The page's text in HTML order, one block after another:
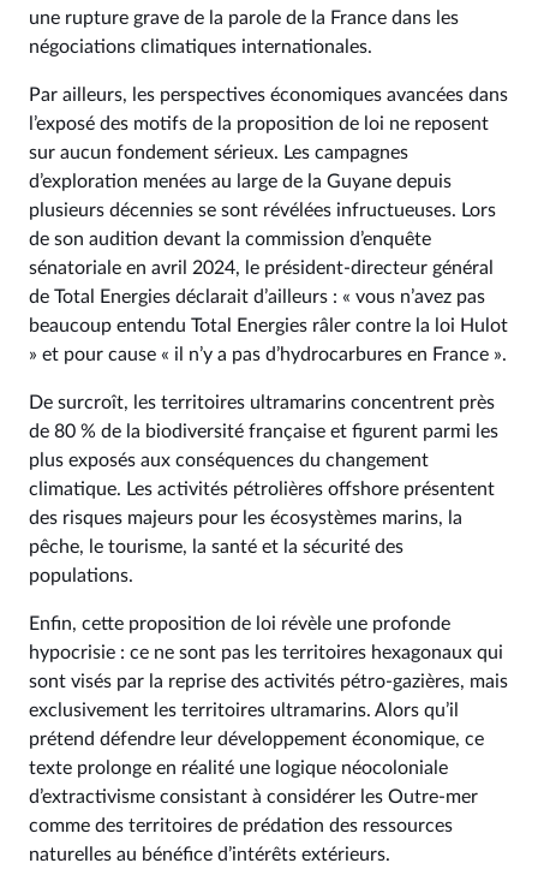
une rupture grave de la parole de la France dans les
négociations climatiques internationales.
Par ailleurs, les perspectives économiques avancées dans
l’exposé des motifs de la proposition de loi ne reposent
sur aucun fondement sérieux. Les campagnes
d’exploration menées au large de la Guyane depuis
plusieurs décennies se sont révélées infructueuses. Lors
de son audition devant la commission d’enquête
sénatoriale en avril 2024, le président-directeur général
de Total Energies déclarait d’ailleurs : « vous n’avez pas
beaucoup entendu Total Energies râler contre la loi Hulot
» et pour cause « il n’y a pas d’hydrocarbures en France ».
De surcroît, les territoires ultramarins concentrent près
de 80 % de la biodiversité française et figurent parmi les
plus exposés aux conséquences du changement
climatique. Les activités pétrolières offshore présentent
des risques majeurs pour les écosystèmes marins, la
pêche, le tourisme, la santé et la sécurité des
populations.
Enfin, cette proposition de loi révèle une profonde
hypocrisie : ce ne sont pas les territoires hexagonaux qui
sont visés par la reprise des activités pétro-gazières, mais
exclusivement les territoires ultramarins. Alors qu’il
prétend défendre leur développement économique, ce
texte prolonge en réalité une logique néocoloniale
d’extractivisme consistant à considérer les Outre-mer
comme des territoires de prédation des ressources
naturelles au bénéfice d’intérêts extérieurs.